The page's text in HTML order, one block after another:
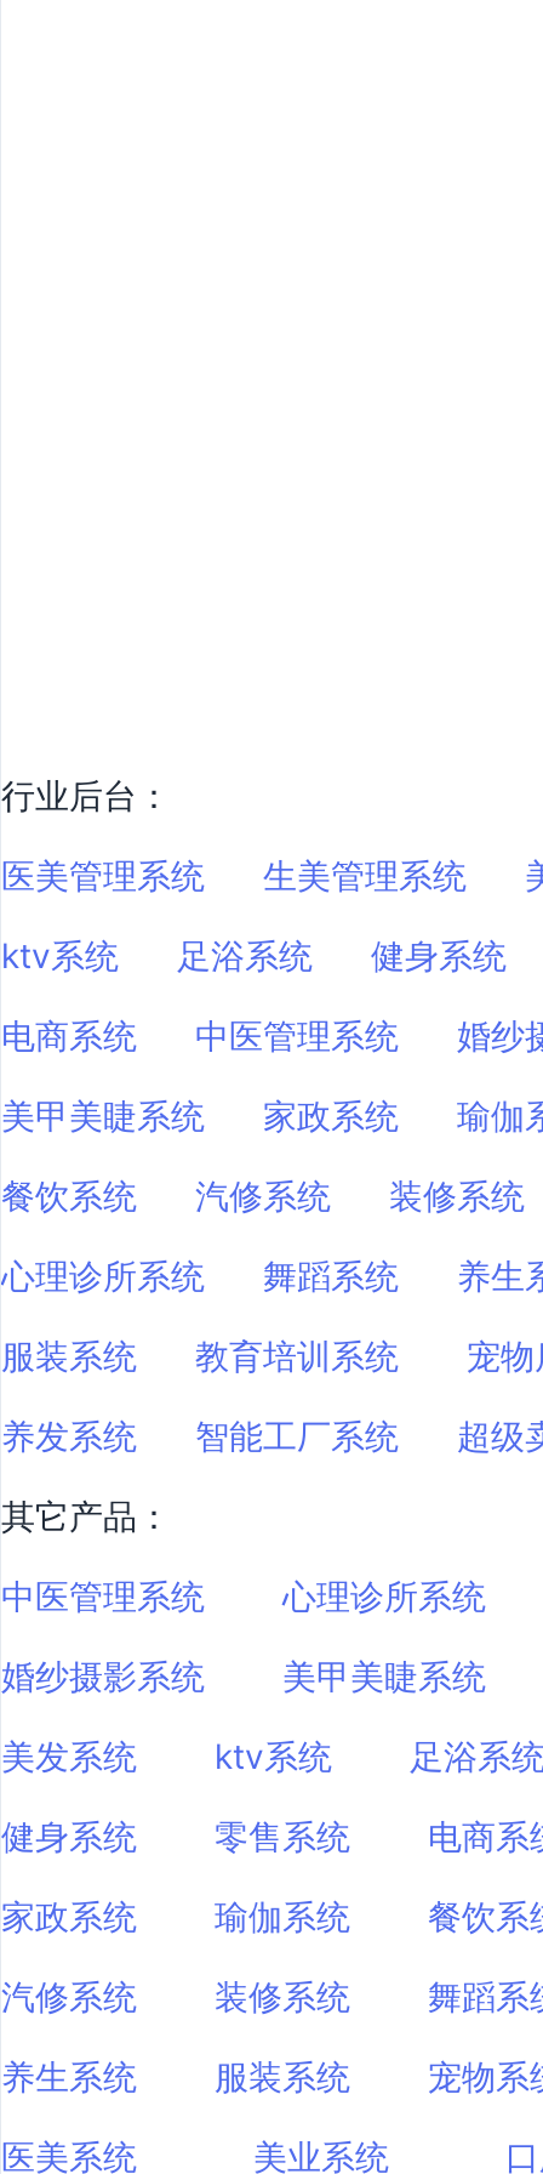
行业后台：
医美管理系统
生美管理系统
ktv系统
足浴系统
健身系统
电商系统
中医管理系统
婚纱
美甲美睫系统
家政系统
瑜伽
餐饮系统
汽修系统
装修系统
心理诊所系统
舞蹈系统
养生
服装系统
教育培训系统
宠
养发系统
智能工厂系统
超级
其它产品：
中医管理系统
心理诊所系统
婚纱摄影系统
美甲美睫系统
美发系统
ktv系统
足浴系
健身系统
零售系统
电商系
家政系统
瑜伽系统
餐饮系
汽修系统
装修系统
舞蹈系
养生系统
服装系统
宠物系
医美系统
美业系统